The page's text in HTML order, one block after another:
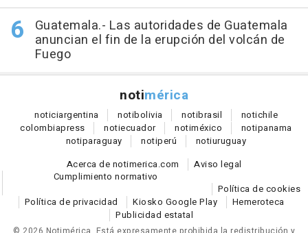
Guatemala.- Las autoridades de Guatemala
anuncian el fin de la erupción del volcán de
Fuego
notimérica
noticiargentina notibolivia notibrasil notichile
colombiapress notiecuador notiméxico notipanama
notiparaguay notiperú notiuruguay
Acerca de notimerica.com
Aviso legal
Cumplimiento normativo
Política de cookies
Política de privacidad
Kiosko Google Play
Hemeroteca
Publicidad estatal